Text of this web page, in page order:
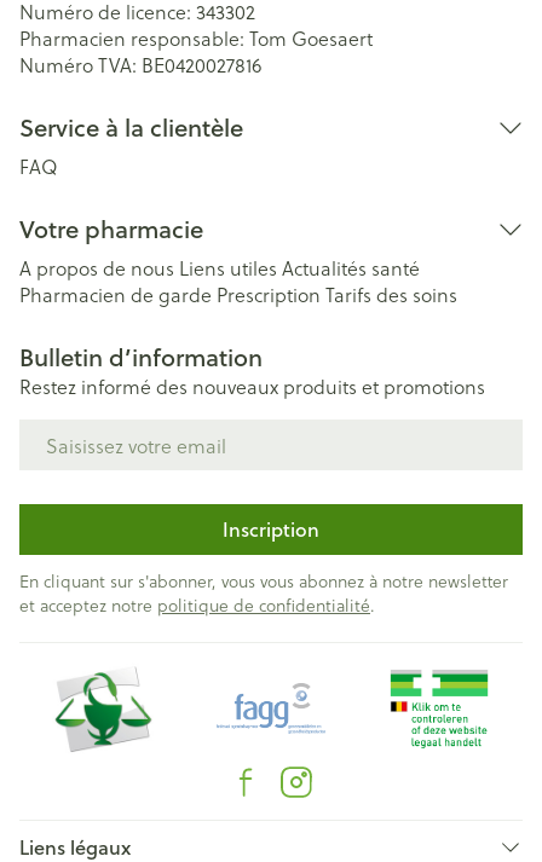
Numéro de licence: 343302
Pharmacien responsable: Tom Goesaert
Numéro TVA: BE0420027816
Service à la clientèle
FAQ
Votre pharmacie
A propos de nous Liens utiles Actualités santé
Pharmacien de garde Prescription Tarifs des soins
Bulletin d’information
Restez informé des nouveaux produits et promotions
Inscription
En cliquant sur s'abonner, vous vous abonnez à notre newsletter
et acceptez notre politique de confidentialité.
Liens légaux